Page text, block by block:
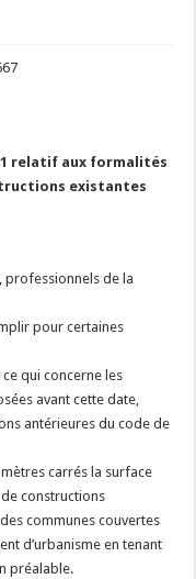
relatif aux formalités
existantes
professionnels de la
pour certaines
qui concerne les
avant cette date,
antérieures du code de
carrés la surface
constructions
communes couvertes
d’urbanisme en tenant
préalable.